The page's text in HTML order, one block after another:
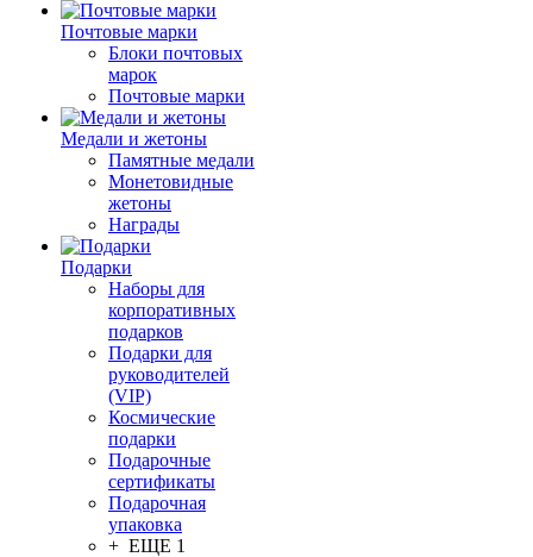
Почтовые марки
Блоки почтовых
марок
Почтовые марки
Медали и жетоны
Памятные медали
Монетовидные
жетоны
Награды
Подарки
Наборы для
корпоративных
подарков
Подарки для
руководителей
(VIP)
Космические
подарки
Подарочные
сертификаты
Подарочная
упаковка
+ ЕЩЕ 1